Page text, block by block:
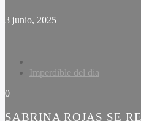
3 junio, 2025
Imperdible del dia
0
SABRINA ROJAS SE